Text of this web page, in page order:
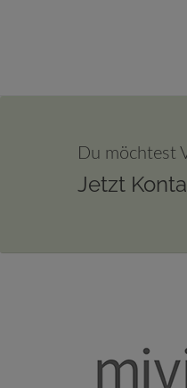
Du möchtest
Jetzt